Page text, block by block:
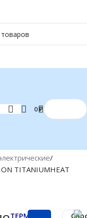
0₽
TITANIUMHEAT
ТЕРМЕКС